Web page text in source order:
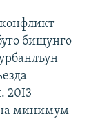
бищунго
20I3
минимум